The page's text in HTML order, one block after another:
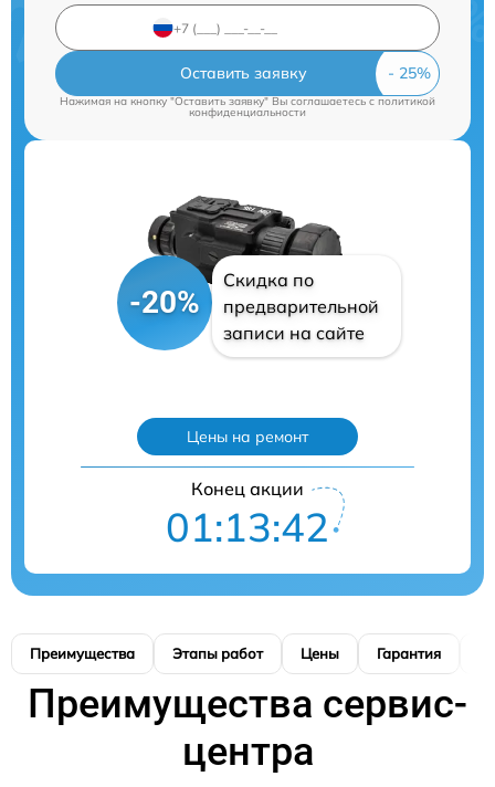
Оставить заявку
Нажимая на кнопку "Оставить заявку" Вы соглашаетесь cполитикой
конфиденциальности
-20%
Скидка по
предварительной
записи на сайте
Цены на ремонт
Конец акции
01:13:41
Преимущества Этапы работ Цены Гарантия
Преимущества сервис-
центра